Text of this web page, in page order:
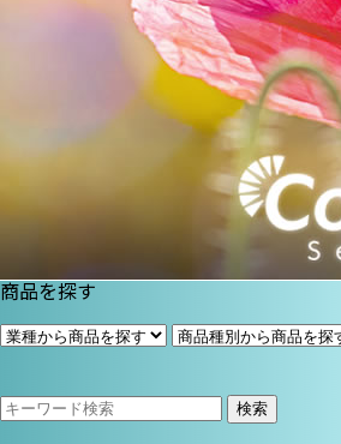
商品を探す
検索